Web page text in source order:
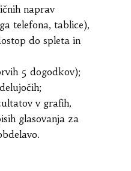
naprav
telefona, tablice),
do spleta in
5 dogodkov);
v grafih,
glasovanja za